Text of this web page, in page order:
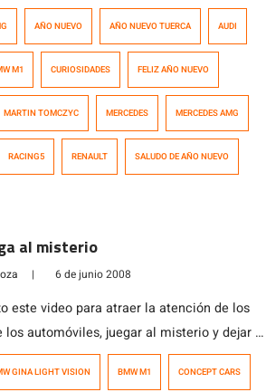
dejan sus saludos a los fanáticos.
AÑO NUEVO AÑO NUEVO TUERCA AUDI
M1 CURIOSIDADES FELIZ AÑO NUEVO
MARTIN TOMCZYC MERCEDES MERCEDES AMG
RACING5 RENAULT SALUDO DE AÑO NUEVO
al misterio
| 6 de junio 2008
este video para atraer la atención de los
los automóviles, juegar al misterio y dejar a
pues realmente lo han logrado. Se
GINA Light Vision, modelo que BMW
GINA LIGHT VISION BMW M1 CONCEPT CARS